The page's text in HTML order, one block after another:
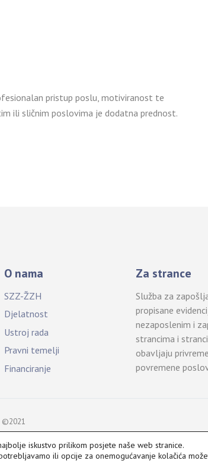
pristup poslu, motiviranost te
ili sličnim poslovima je dodatna prednost.
O nama
SZZ-ŽZH
Djelatnost
Ustroj rada
Pravni temelji
Financiranje
Za strance
Služba za
propisane
nezaposlenim i
strancima i
obavljaju
povremene
©2021
iskustvo prilikom posjete naše web stranice.
ili opcije za onemogućavanje kolačića